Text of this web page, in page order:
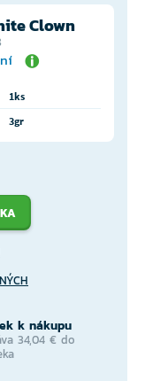
Clown
1ks
3gr
k nákupu
34,04 € do